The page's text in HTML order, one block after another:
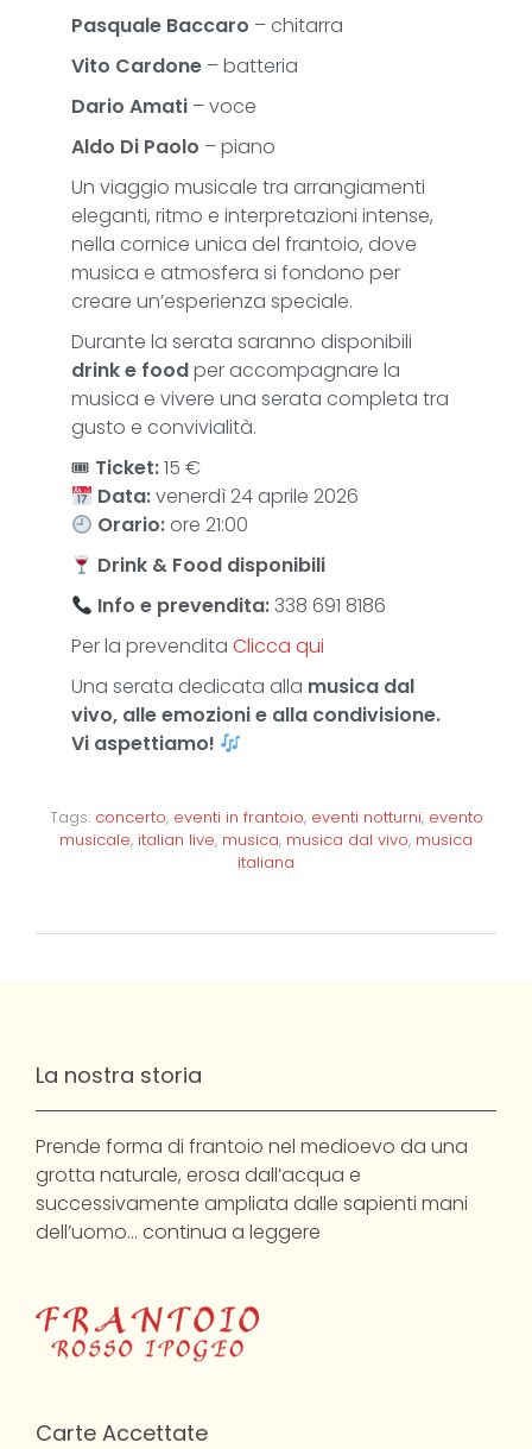
Pasquale Baccaro – chitarra
Vito Cardone – batteria
Dario Amati – voce
Aldo Di Paolo – piano
Un viaggio musicale tra arrangiamenti
eleganti, ritmo e interpretazioni intense,
nella cornice unica del frantoio, dove
musica e atmosfera si fondono per
creare un’esperienza speciale.
Durante la serata saranno disponibili
drink e foodper accompagnare la
musica e vivere una serata completa tra
gusto e convivialità.
🎟 Ticket:15 €
Data:venerdì 24 aprile 2026
Orario: ore 21:00
Drink & Food disponibili
Info e prevendita:338 691 8186
Per la prevendita Clicca qui
Una serata dedicata alla musica dal
vivo, alle emozioni e alla condivisione.
Vi aspettiamo!
Tags: concerto, eventi in frantoio, eventi notturni, evento
musicale, italian live, musica, musica dal vivo, musica
italiana
La nostra storia
Prende forma di frantoio nel medioevo da una
grotta naturale, erosa dall’acqua e
successivamente ampliata dalle sapienti mani
dell’uomo… continua a leggere
Carte Accettate